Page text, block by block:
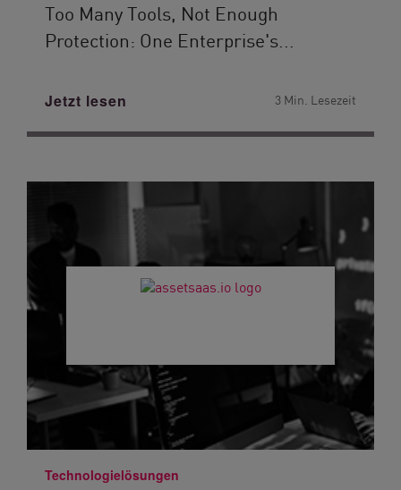
Too Many Tools, Not Enough
Protection: One Enterprise's...
Jetzt lesen 3 Min. Lesezeit
Technologielösungen